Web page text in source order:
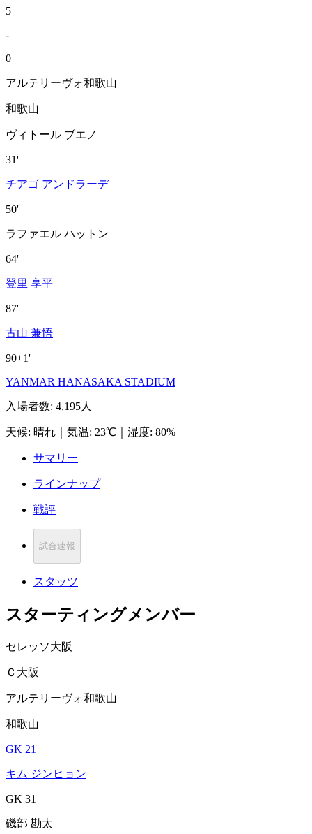
5
-
0
アルテリーヴォ和歌山
和歌山
ヴィトール ブエノ
31'
チアゴ アンドラーデ
50'
ラファエル ハットン
64'
登里 享平
87'
古山 兼悟
90+1'
YANMAR HANASAKA STADIUM
入場者数: 4,195人
天候: 晴れ 気温: 23℃ 湿度: 80%
サマリー
ラインナップ
戦評
試合速報
スタッツ
スターティングメンバー
セレッソ大阪
Ｃ大阪
アルテリーヴォ和歌山
和歌山
GK 21
キム ジンヒョン
GK 31
磯部 勘太